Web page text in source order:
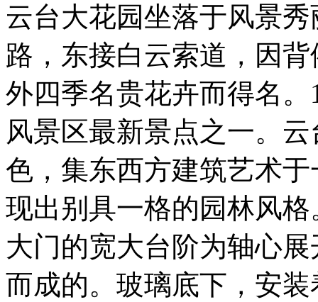
云台大花园坐落于风景
路，东接白云索道，因
外四季名贵花卉而得名
风景区最新景点之一。
色，集东西方建筑艺术
现出别具一格的园林风
大门的宽大台阶为轴心
而成的。玻璃底下，安